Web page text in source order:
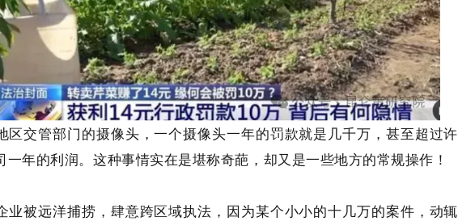
区交管部门的摄像头，一个摄像头一年的罚款就是几千万，甚至超过许
一年的利润。这种事情实在是堪称奇葩，却又是一些地方的常规操作！
业被远洋捕捞，肆意跨区域执法，因为某个小小的十几万的案件，动辄